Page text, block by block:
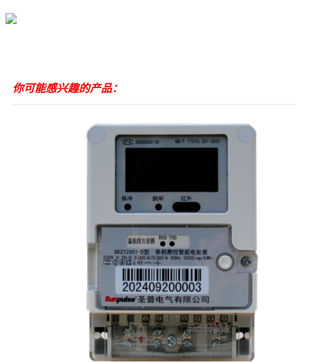
你可能感兴趣的产品：